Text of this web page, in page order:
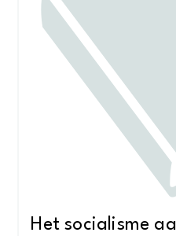
Het socialisme